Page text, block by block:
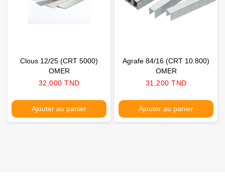
Clous 12/25 (CRT 5000)
OMER
Prix
32,000 TND
Ajouter au panier
Agrafe 84/16 (CRT 10.800)
OMER
Prix
31,200 TND
Ajouter au panier